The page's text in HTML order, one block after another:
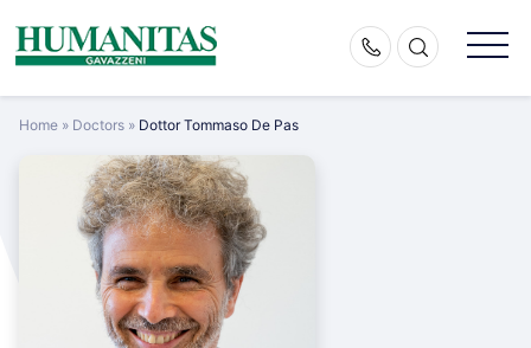
content
Home » Doctors » Dottor Tommaso De Pas